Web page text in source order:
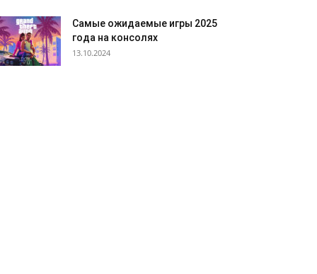
Самые ожидаемые игры 2025
года на консолях
13.10.2024